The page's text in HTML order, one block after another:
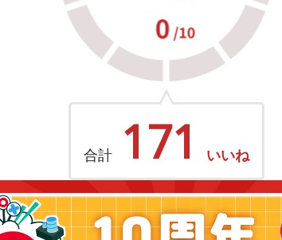
合計 171 いいね